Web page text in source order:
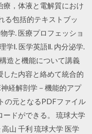
，体液と電解質におけ
る包括的テキストブッ
学. 医療プロフェッショ
学Ⅰ. 医学英語Ⅱ. 内分泌学.
造と機能について講義
した内容と絡めて統合的
経解剖学－機能的アプ
の元となるPDFファイル
ドができる。 琉球大学
山 千利 琉球大学 医学